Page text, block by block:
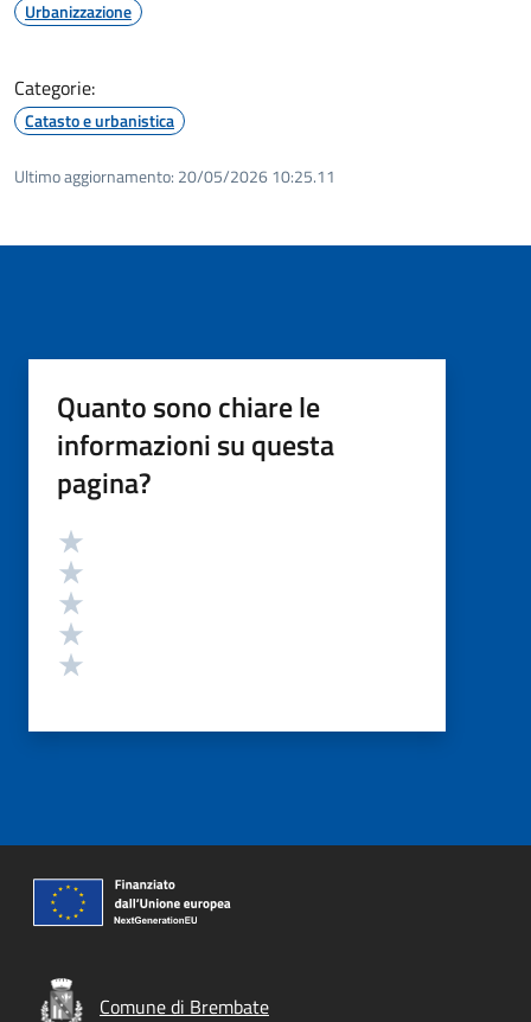
Urbanizzazione
Categorie:
Catasto e urbanistica
Ultimo aggiornamento: 20/05/2026 10:25.11
Quanto sono chiare le
informazioni su questa
pagina?
Valutazione
Comune di Brembate